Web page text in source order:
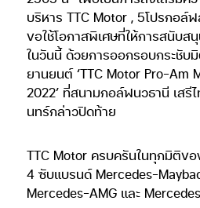
บริหาร TTC Motor , 5โปรกอล์
ขอใช้โอกาสพิเศษที่ให้การสนับส
ในวันนี้ ด้วยการออกรอบกระชับ
ยานยนต์ ‘TTC Motor Pro-Am
2022’ ที่สนามกอล์ฟนวธานี เสรี
นทร์กล่าวปิดท้าย
TTC Motor ครบครันในทุกมิติข
4 ซับแบรนด์ Mercedes-
Mercedes-AMG และ